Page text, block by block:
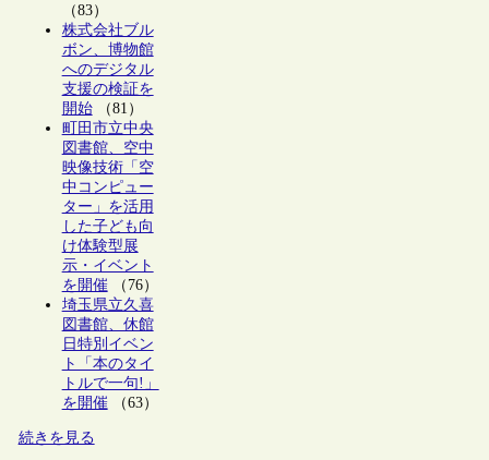
（83）
株式会社ブル
ボン、博物館
へのデジタル
支援の検証を
開始（81）
町田市立中央
図書館、空中
映像技術「空
中コンピュー
ター」を活用
した子ども向
け体験型展
示・イベント
を開催（76）
埼玉県立久喜
図書館、休館
日特別イベン
ト「本のタイ
トルで一句!」
を開催（63）
続きを見る